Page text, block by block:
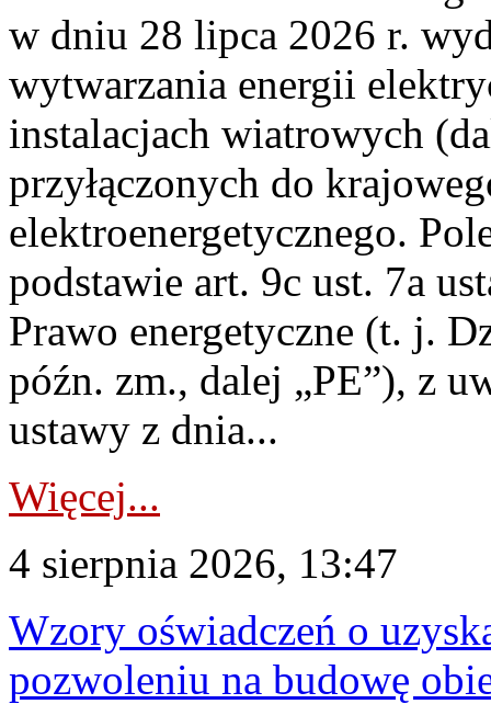
w dniu 28 lipca 2026 r.
wytwarzania energii
instalacjach wiatrowych
przyłączonych do
elektroenergetycznego.
podstawie art. 9c ust. 7a
Prawo energetyczne (t. j.
późn. zm., dalej „PE”), z
ustawy z dnia...
Więcej...
4 sierpnia 2026, 13:47
Wzory oświadczeń o
pozwoleniu na budowę